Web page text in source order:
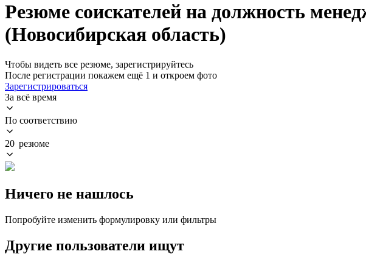
Резюме соискателей на должность
(Новосибирская область)
Чтобы видеть все резюме, зарегистрируйтесь
После регистрации покажем ещё 1 и откроем фото
Зарегистрироваться
За всё время
По соответствию
20 резюме
Ничего не нашлось
Попробуйте изменить формулировку или фильтры
Другие пользователи ищут